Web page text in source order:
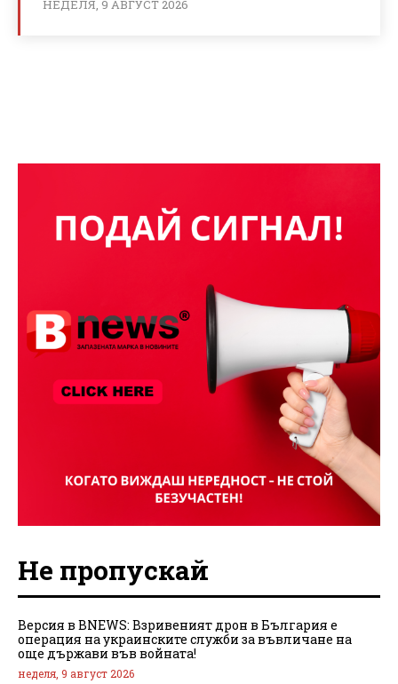
НЕДЕЛЯ, 9 АВГУСТ 2026
Не пропускай
Версия в BNEWS: Взривеният дрон в България е
операция на украинските служби за въвличане на
още държави във войната!
неделя, 9 август 2026